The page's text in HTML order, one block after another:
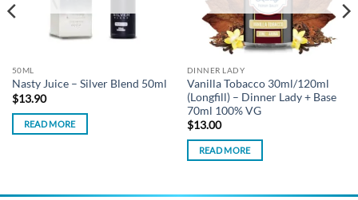
50ML
Nasty Juice – Silver Blend 50ml
$13.90
READ MORE
DINNER LADY
Vanilla Tobacco 30ml/120ml
(Longfill) – Dinner Lady + Base
70ml 100% VG
$13.00
READ MORE